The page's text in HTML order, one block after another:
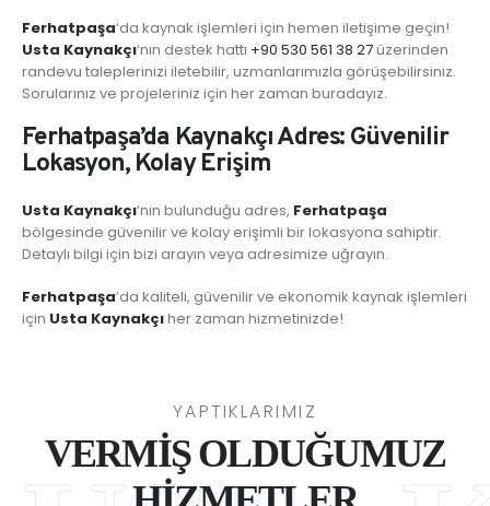
Ferhatpaşa‘da kaynak işlemleri için hemen iletişime geçin!
Usta Kaynakçı‘nın destek hattı +90 530 561 38 27üzerinden
randevu taleplerinizi iletebilir, uzmanlarımızla görüşebilirsiniz.
Sorularınız ve projeleriniz için her zaman buradayız.
Ferhatpaşa’da Kaynakçı Adres: Güvenilir
Lokasyon, Kolay Erişim
Usta Kaynakçı‘nın bulunduğu adres, Ferhatpaşa
bölgesinde güvenilir ve kolay erişimli bir lokasyona sahiptir.
Detaylı bilgi için bizi arayın veya adresimize uğrayın.
Ferhatpaşa‘da kaliteli, güvenilir ve ekonomik kaynak işlemleri
için Usta Kaynakçıher zaman hizmetinizde!
YAPTIKLARIMIZ
VERMİŞ OLDUĞUMUZ